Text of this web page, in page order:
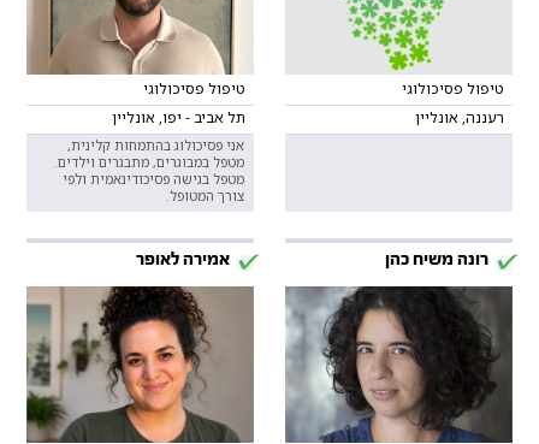
טיפול פסיכולוגי
רעננה, אונליין
טיפול פסיכולוגי
תל אביב - יפו, אונליין
אני פסיכולוג בהתמחות קלינית,
מטפל במבוגרים, מתבגרים וילדים.
מטפל בגישה פסיכודינאמית ולפי
צורך המטופל.
רונה משיח כהן אמירה לאופר